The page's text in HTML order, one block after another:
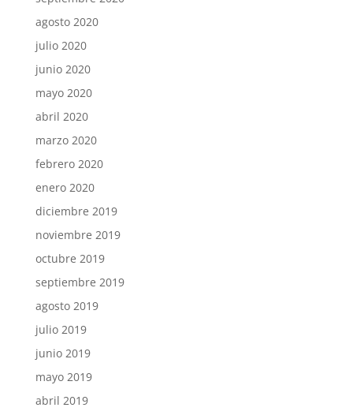
agosto 2020
julio 2020
junio 2020
mayo 2020
abril 2020
marzo 2020
febrero 2020
enero 2020
diciembre 2019
noviembre 2019
octubre 2019
septiembre 2019
agosto 2019
julio 2019
junio 2019
mayo 2019
abril 2019